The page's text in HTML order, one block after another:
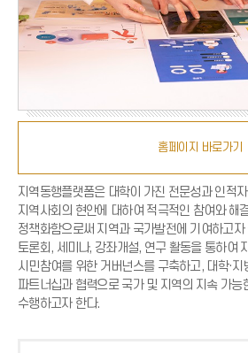
홈페이지 바로가기
지역동행플랫폼은 대학이 가진 전문성과 인적
지역사회의 현안에 대하여 적극적인 참여와 해
정책화함으로써 지역과 국가발전에 기여하고
토론회, 세미나, 강좌개설, 연구 활동을 통하여
시민참여를 위한 거버넌스를 구축하고, 대학·지
파트너십과 협력으로 국가 및 지역의 지속 가능
수행하고자 한다.